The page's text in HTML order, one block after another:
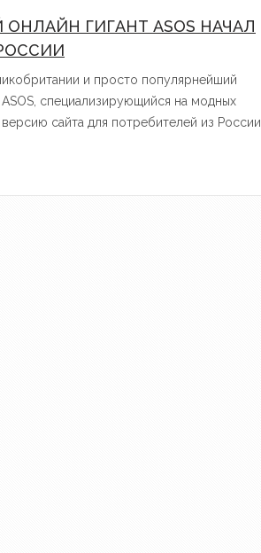
ГИГАНТ ASOS НАЧАЛ
и просто популярнейший
специализирующийся на модных
сайта для потребителей из России.